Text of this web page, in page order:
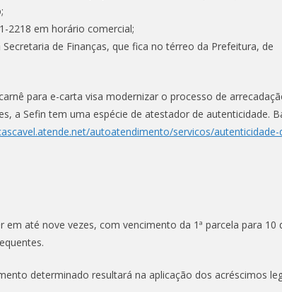
2218 em horário comercial;
de Finanças, que fica no térreo da Prefeitura, de
para e-carta visa modernizar o processo de
a Sefin tem uma espécie de atestador de autenticidade.
autoatendimento/servicos/autenticidade-
até nove vezes, com vencimento da 1ª parcela para 10
determinado resultará na aplicação dos acréscimos